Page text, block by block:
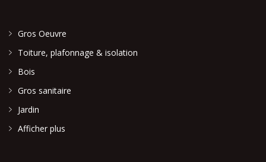
Gros Oeuvre
Toiture, plafonnage & isolation
Bois
Gros sanitaire
Jardin
Afficher plus